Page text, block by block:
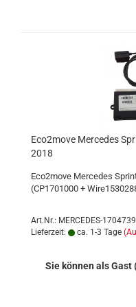
Eco2move Mercedes
2018
Eco2move Mercedes
(CP1701000 +
Art.Nr.: MERCEDES-1704739
Lieferzeit:
ca. 1-3 Tage
Sie können als